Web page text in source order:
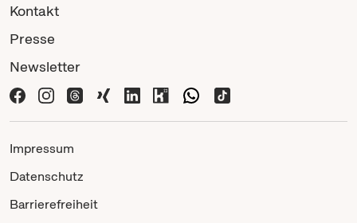
Kontakt
Presse
Newsletter
Impressum
Datenschutz
Barrierefreiheit